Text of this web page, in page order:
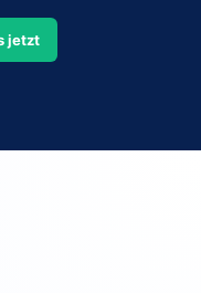
jetzt